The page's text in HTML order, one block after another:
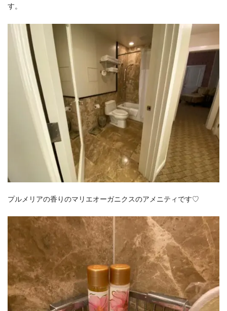
す。
プルメリアの香りのマリエオーガニクスのアメニティです♡